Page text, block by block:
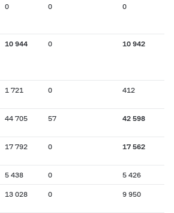
0 0 0
10 944 0 10 942
1 721 0 412
44 705 57 42 598
17 792 0 17 562
5 438 0 5 426
13 028 0 9 950